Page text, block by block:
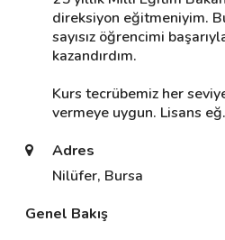
Nasıl Çalışır?
Müşteri Değerlendirmeleri
İletişim
Kariyer
direksiyon eğitmeniyim.
sayısız öğrencimi
kazandırdım.
Kurs tecrübemiz her
vermeye uygun. Lisans eğ
Adres
Nilüfer, Bursa
Genel Bakış